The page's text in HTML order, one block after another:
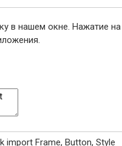
в нашем окне. Нажатие на
import Frame, Button, Style